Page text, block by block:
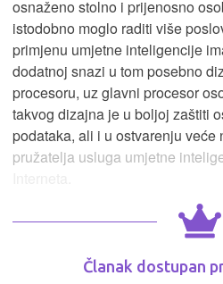
osnaženo stolno i prijenosno
istodobno moglo raditi više
primjenu umjetne inteligencije
dodatnoj snazi u tom posebno
procesoru, uz glavni procesor
takvog dizajna je u boljoj zaštiti
podataka, ali i u ostvarenju
pružatelja usluga umjetne
Članak dostupan